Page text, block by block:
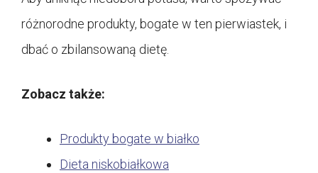
różnorodne produkty, bogate w ten pierwiastek, i
dbać o zbilansowaną dietę.
Zobacz także:
Produkty bogate w białko
Dieta niskobiałkowa